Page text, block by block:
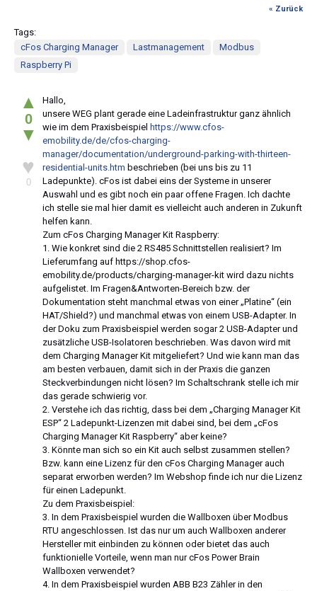
« Zurück
Tags:
cFos Charging Manager
Lastmanagement
Modbus
Raspberry Pi
▲
0
▼
♥
0
Hallo,
unsere WEG plant gerade eine Ladeinfrastruktur ganz ähnlich
wie im dem Praxisbeispiel https://www.cfos-
emobility.de/de/cfos-charging-
manager/documentation/underground-parking-with-thirteen-
residential-units.htm beschrieben (bei uns bis zu 11
Ladepunkte). cFos ist dabei eins der Systeme in unserer
Auswahl und es gibt noch ein paar offene Fragen. Ich dachte
ich stelle sie mal hier damit es vielleicht auch anderen in Zukunft
helfen kann.
Zum cFos Charging Manager Kit Raspberry:
1. Wie konkret sind die 2 RS485 Schnittstellen realisiert? Im
Lieferumfang auf https://shop.cfos-
emobility.de/products/charging-manager-kit wird dazu nichts
aufgelistet. Im Fragen&Antworten-Bereich bzw. der
Dokumentation steht manchmal etwas von einer „Platine“ (ein
HAT/Shield?) und manchmal etwas von einem USB-Adapter. In
der Doku zum Praxisbeispiel werden sogar 2 USB-Adapter und
zusätzliche USB-Isolatoren beschrieben. Was davon wird mit
dem Charging Manager Kit mitgeliefert? Und wie kann man das
am besten verbauen, damit sich in der Praxis die ganzen
Steckverbindungen nicht lösen? Im Schaltschrank stelle ich mir
das gerade schwierig vor.
2. Verstehe ich das richtig, dass bei dem „Charging Manager Kit
ESP“ 2 Ladepunkt-Lizenzen mit dabei sind, bei dem „cFos
Charging Manager Kit Raspberry“ aber keine?
3. Könnte man sich so ein Kit auch selbst zusammen stellen?
Bzw. kann eine Lizenz für den cFos Charging Manager auch
separat erworben werden? Im Webshop finde ich nur die Lizenz
für einen Ladepunkt.
Zu dem Praxisbeispiel:
3. In dem Praxisbeispiel wurden die Wallboxen über Modbus
RTU angeschlossen. Ist das nur um auch Wallboxen anderer
Hersteller mit einbinden zu können oder bietet das auch
funktionielle Vorteile, wenn man nur cFos Power Brain
Wallboxen verwendet?
4. In dem Praxisbeispiel wurden ABB B23 Zähler in den